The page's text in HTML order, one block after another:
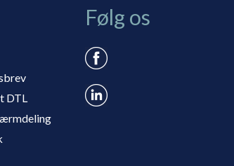
DTL
Følg os